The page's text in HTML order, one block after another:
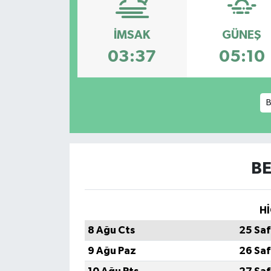
İMSAK
03:37
GÜNEŞ
05:10
8 Ağu Cts
25
9 Ağu Paz
26